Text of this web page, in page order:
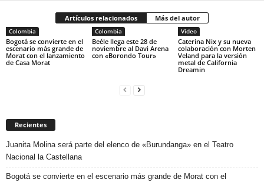
Artículos relacionados Más del autor
Colombia
Bogotá se convierte en el
escenario más grande de
Morat con el lanzamiento
de Casa Morat
Colombia
Beéle llega este 28 de
noviembre al Davi Arena
con «Borondo Tour»
Video
Caterina Nix y su nueva
colaboración con Morten
Veland para la versión
metal de California
Dreamin
Recientes
Juanita Molina será parte del elenco de «Burundanga» en el Teatro
Nacional la Castellana
Bogotá se convierte en el escenario más grande de Morat con el